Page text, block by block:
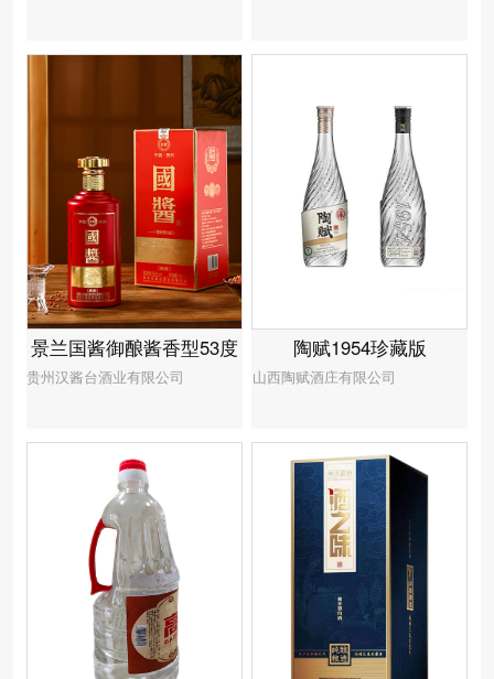
景兰国酱御酿酱香型53度
贵州汉酱台酒业有限公司
陶赋1954珍藏版
山西陶赋酒庄有限公司